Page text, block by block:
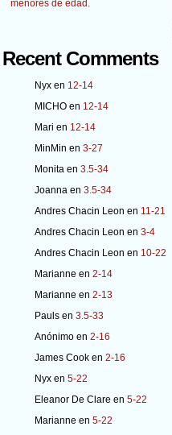
menores de edad.
Recent Comments
Nyx en 12-14
MICHO en 12-14
Mari en 12-14
MinMin en 3-27
Monita en 3.5-34
Joanna en 3.5-34
Andres Chacin Leon en 11-21
Andres Chacin Leon en 3-4
Andres Chacin Leon en 10-22
Marianne en 2-14
Marianne en 2-13
Pauls en 3.5-33
Anónimo en 2-16
James Cook en 2-16
Nyx en 5-22
Eleanor De Clare en 5-22
Marianne en 5-22